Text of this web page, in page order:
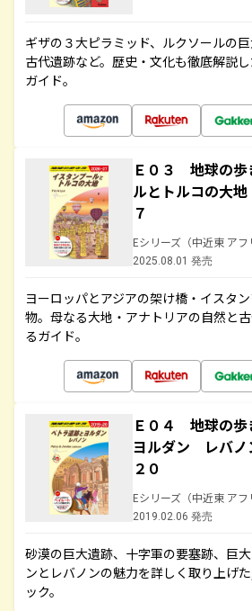
ギザの３大ピラミッド、ルクソールの
古代遺跡など。歴史・文化も徹底解説
ガイド。
Ｅ０３ 地球の
ルとトルコの大
７
Eシリーズ（中近東 ア
2025.08.01 発売
ヨーロッパとアジアの架け橋・イスタ
物。母なる大地・アナトリアの自然と
るガイド。
Ｅ０４ 地球の
ヨルダン レバ
２０
Eシリーズ（中近東 ア
2019.02.06 発売
砂漠の巨大遺跡、十字軍の要塞跡、巨
ンとレバノンの魅力を詳しく取り上げ
ック。